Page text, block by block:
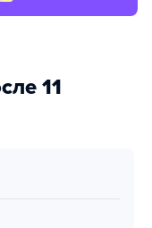
11